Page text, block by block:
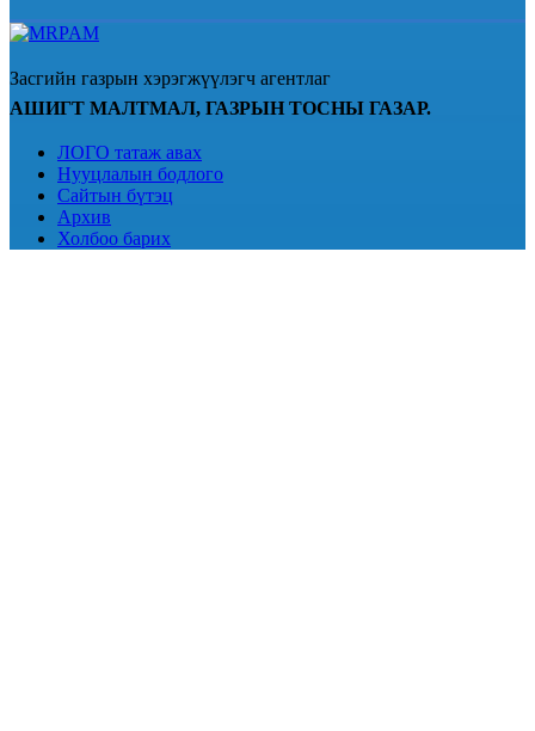
Засгийн газрын хэрэгжүүлэгч агентлаг
АШИГТ МАЛТМАЛ, ГАЗРЫН ТОСНЫ ГАЗАР.
ЛОГО татаж авах
Нууцлалын бодлого
Сайтын бүтэц
Архив
Холбоо барих